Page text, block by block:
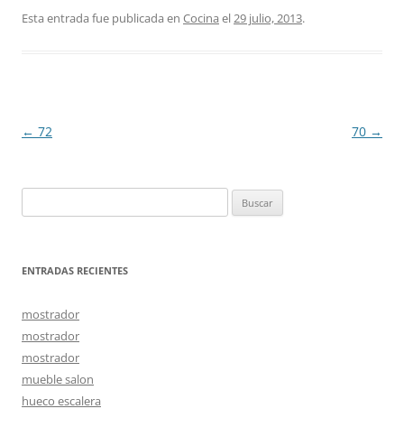
Esta entrada fue publicada en Cocina el29 julio, 2013.
Navegación
← 72 70 →
ENTRADAS RECIENTES
mostrador
mostrador
mostrador
mueble salon
hueco escalera